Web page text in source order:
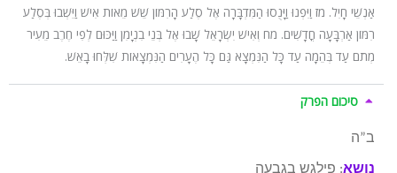
אַנְשֵׁי חָיִל. מז וַיִּפְנוּ וַיָּנֻסוּ הַמִּדְבָּרָה אֶל סֶלַע הָרִמּוֹן שֵׁשׁ מֵאוֹת אִישׁ וַיֵּשְׁבוּ בְּסֶלַע
רִמּוֹן אַרְבָּעָה חֳדָשִׁים. מח וְאִישׁ יִשְׂרָאֵל שָׁבוּ אֶל בְּנֵי בִנְיָמִן וַיַּכּוּם לְפִי חֶרֶב מֵעִיר
מְתֹם עַד בְּהֵמָה עַד כָּל הַנִּמְצָא גַּם כָּל הֶעָרִים הַנִּמְצָאוֹת שִׁלְּחוּ בָאֵשׁ.
סיכום הפרק
ב”ה
נושא: פילגש בגבעה